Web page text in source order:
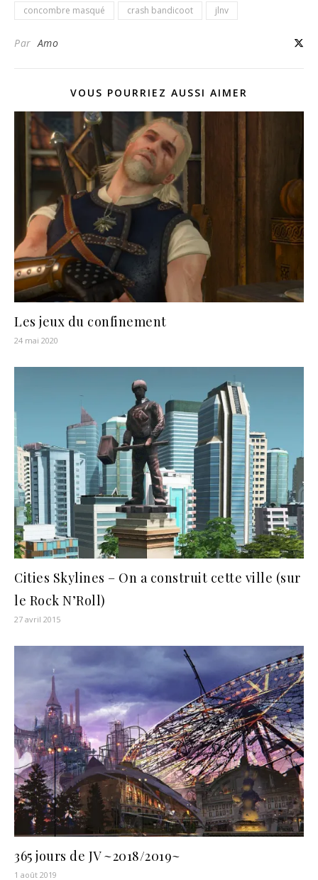
concombre masqué crash bandicoot jlnv
ParAmo
VOUS POURRIEZ AUSSI AIMER
Les jeux du confinement
24 mai 2020
Cities Skylines – On a construit cette ville (sur
le Rock N’Roll)
27 avril 2015
365 jours de JV ~2018/2019~
1 août 2019